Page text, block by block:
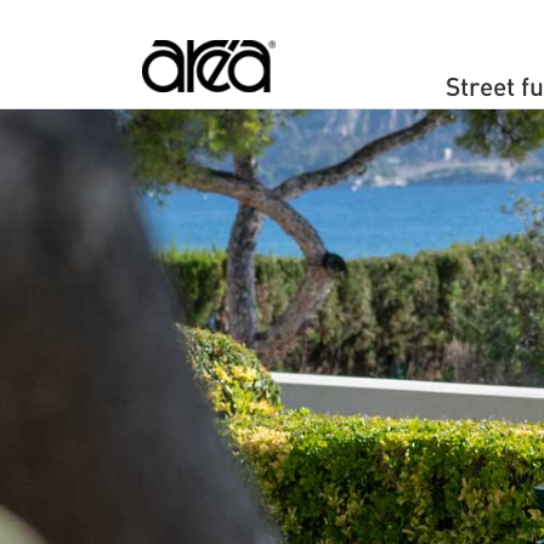
Navigation
Street